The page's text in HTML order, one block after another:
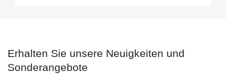
Erhalten Sie unsere Neuigkeiten und
Sonderangebote